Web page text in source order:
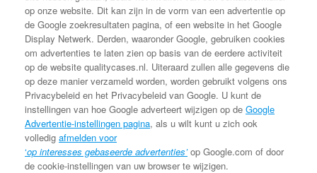
op onze website. Dit kan zijn in de vorm van een advertentie op
de Google zoekresultaten pagina, of een website in het Google
Display Netwerk. Derden, waaronder Google, gebruiken cookies
om advertenties te laten zien op basis van de eerdere activiteit
op de website qualitycases.nl. Uiteraard zullen alle gegevens die
op deze manier verzameld worden, worden gebruikt volgens ons
Privacybeleid en het Privacybeleid van Google. U kunt de
instellingen van hoe Google adverteert wijzigen op de Google
Advertentie-instellingen pagina, als u wilt kunt u zich ook
volledig afmelden voor
‘op interesses gebaseerde advertenties’op Google.com of door
de cookie-instellingen van uw browser te wijzigen.